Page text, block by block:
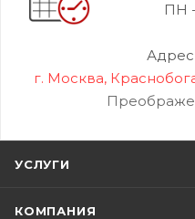
ПН
Адрес
г. Москва,
УСЛУГИ
КОМПАНИЯ